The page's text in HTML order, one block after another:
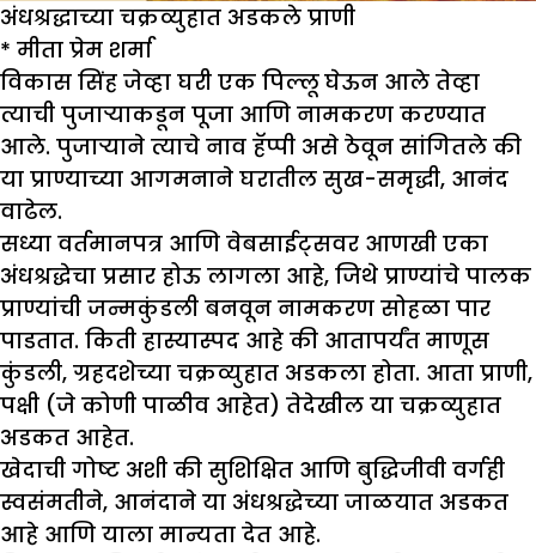
अंधश्रद्धाच्या चक्रव्युहात अडकले प्राणी
* मीता प्रेम शर्मा
विकास सिंह जेव्हा घरी एक पिल्लू घेऊन आले तेव्हा
त्याची पुजाऱ्याकडून पूजा आणि नामकरण करण्यात
आले. पुजाऱ्याने त्याचे नाव हॅप्पी असे ठेवून सांगितले की
या प्राण्याच्या आगमनाने घरातील सुख-समृद्धी, आनंद
वाढेल.
सध्या वर्तमानपत्र आणि वेबसाईट्सवर आणखी एका
अंधश्रद्धेचा प्रसार होऊ लागला आहे, जिथे प्राण्यांचे पालक
प्राण्यांची जन्मकुंडली बनवून नामकरण सोहळा पार
पाडतात. किती हास्यास्पद आहे की आतापर्यंत माणूस
कुंडली, ग्रहदशेच्या चक्रव्युहात अडकला होता. आता प्राणी,
पक्षी (जे कोणी पाळीव आहेत) तेदेखील या चक्रव्युहात
अडकत आहेत.
खेदाची गोष्ट अशी की सुशिक्षित आणि बुद्धिजीवी वर्गही
स्वसंमतीने, आनंदाने या अंधश्रद्धेच्या जाळयात अडकत
आहे आणि याला मान्यता देत आहे.